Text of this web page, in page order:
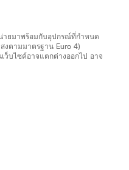
ายมาพร้อมกับอุปกรณ์ที่กำหนด
งตามมาตรฐาน Euro 4)
ว็บไซค์อาจแตกต่างออกไป อาจ